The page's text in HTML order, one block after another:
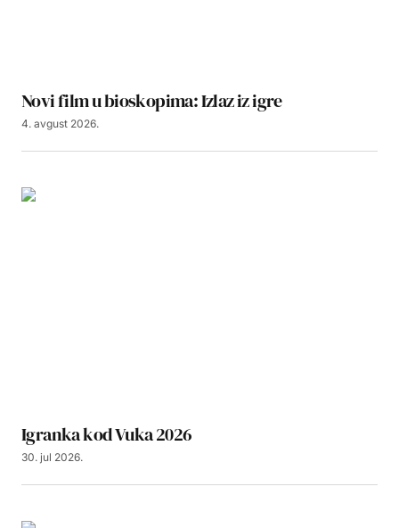
Novi film u bioskopima: Izlaz iz igre
4. avgust 2026.
Igranka kod Vuka 2026
30. jul 2026.